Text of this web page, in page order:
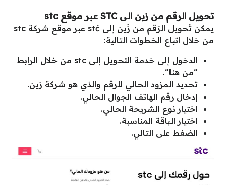
تحويل الرقم من زين الى STC عبر موقع stc
يمكن تَحويل الرَقم من زَين إلى stć عبر موقع شركة stc
من خلال اتباع الخطوات التالية:
الدخول إلى خدمة التحويل إلى stc من خلال الرابط
“من هنا“.
تحديد المزود الحالي للرقم والذي هو شركة زين.
إدخال رقم الهاتف الجوال الحالي.
اختيار نوع الشريحة الحالي.
اختيار الباقة المناسبة.
الضغط على التالي.